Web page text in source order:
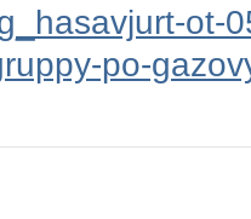
ot-
po-